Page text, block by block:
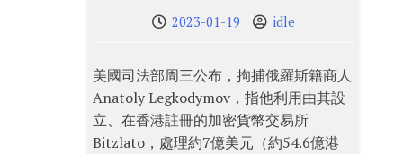
2023-01-19 idle
美國司法部周三公布，拘捕俄羅斯籍商人
Anatoly Legkodymov，指他利用由其設
立、在香港註冊的加密貨幣交易所
Bitzlato，處理約7億美元（約54.6億港